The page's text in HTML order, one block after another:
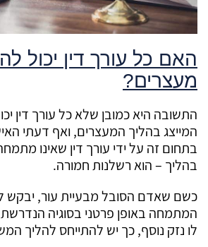
האם כל עורך דין יכול
מעצרים?
התשובה היא כמובן שלא כל עורך דין
המייצג בהליך המעצרים, ואף דעתי
בתחום זה על ידי עורך דין שאינו
בהליך – הוא רשלנות חמורה.
כשם שאדם הסובל מבעיית עור, יבקש
המתמחה באופן פרטני בסוגיה
לו נזק נוסף, כך יש להתייחס להליך